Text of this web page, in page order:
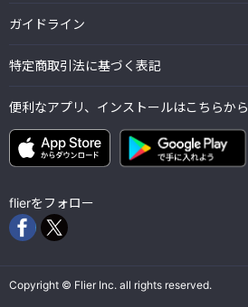
ガイドライン
特定商取引法に基づく表記
便利なアプリ、インストールはこちらから
flierをフォロー
Copyright © Flier Inc. all rights reserved.